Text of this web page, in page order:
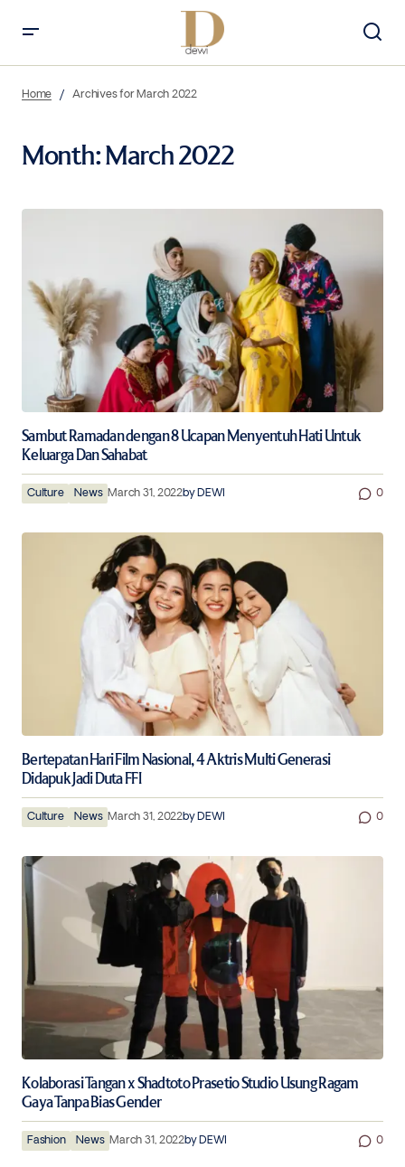
Home Archives for March 2022
Month:March 2022
Sambut Ramadan dengan 8 Ucapan Menyentuh Hati Untuk
Keluarga Dan Sahabat
Culture News March 31, 2022byDEWI 0
Bertepatan Hari Film Nasional, 4 Aktris Multi Generasi
Didapuk Jadi Duta FFI
Culture News March 31, 2022byDEWI 0
Kolaborasi Tangan x Shadtoto Prasetio Studio Usung Ragam
Gaya Tanpa Bias Gender
Fashion News March 31, 2022byDEWI 0